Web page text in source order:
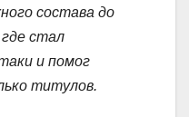
состава до
стал
и помог
титулов.